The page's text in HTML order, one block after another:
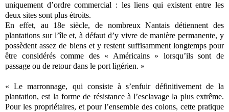
uniquement d’ordre commercial : les liens qui existent entre les
deux sites sont plus étroits.
En effet, au 18e siècle, de nombreux Nantais détiennent des
plantations sur l’île et, à défaut d’y vivre de manière permanente, y
possèdent assez de biens et y restent suffisamment longtemps pour
être considérés comme des « Américains » lorsqu’ils sont de
passage ou de retour dans le port ligérien. »
« Le marronnage, qui consiste à s’enfuir définitivement de la
plantation, est la forme de résistance à l’esclavage la plus extrême.
Pour les propriétaires, et pour l’ensemble des colons, cette pratique